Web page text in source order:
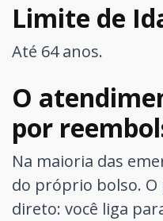
Limite de
Até 64 anos.
O
por
Na maioria das
do próprio bolso.
direto: você liga